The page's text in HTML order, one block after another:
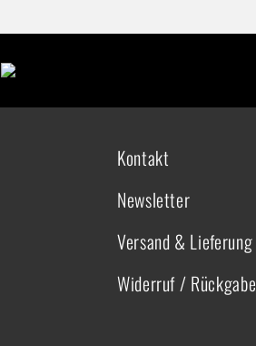
Kontakt
Newsletter
Versand & Lieferung
Widerruf / Rückgabe